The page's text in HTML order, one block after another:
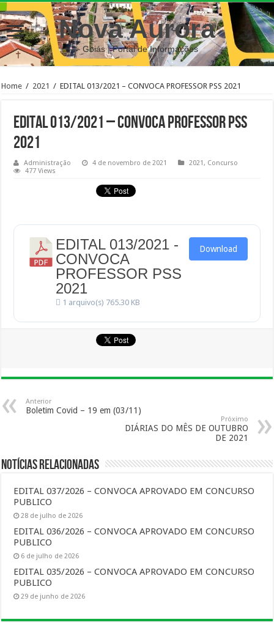
Nova Aurora
– Goiás | Portal de Informações
Home / 2021 / EDITAL 013/2021 – CONVOCA PROFESSOR PSS 2021
EDITAL 013/2021 – CONVOCA PROFESSOR PSS
2021
Administração 4 de novembro de 2021 2021, Concurso
477 Views
EDITAL 013/2021 -
CONVOCA
PROFESSOR PSS
2021
1 arquivo(s) 765.30 KB
Download
Anterior
Boletim Covid – 19 em (03/11)
Próximo
DIÁRIAS DO MÊS DE OUTUBRO
DE 2021
Notícias Relacionadas
EDITAL 037/2026 – CONVOCA APROVADO EM CONCURSO
PUBLICO
28 de julho de 2026
EDITAL 036/2026 – CONVOCA APROVADO EM CONCURSO
PUBLICO
6 de julho de 2026
EDITAL 035/2026 – CONVOCA APROVADO EM CONCURSO
PUBLICO
29 de junho de 2026